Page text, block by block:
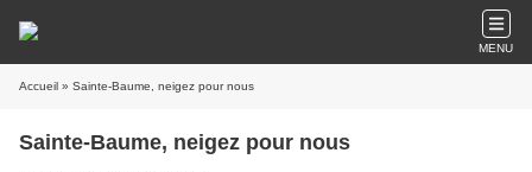
MENU
Accueil » Sainte-Baume, neigez pour nous
Sainte-Baume, neigez pour nous